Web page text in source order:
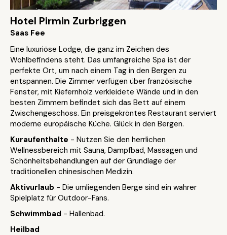
Hotel Pirmin Zurbriggen
Saas Fee
Eine luxuriöse Lodge, die ganz im Zeichen des
Wohlbefindens steht. Das umfangreiche Spa ist der
perfekte Ort, um nach einem Tag in den Bergen zu
entspannen. Die Zimmer verfügen über französische
Fenster, mit Kiefernholz verkleidete Wände und in den
besten Zimmern befindet sich das Bett auf einem
Zwischengeschoss. Ein preisgekröntes Restaurant serviert
moderne europäische Küche. Glück in den Bergen.
Kuraufenthalte - Nutzen Sie den herrlichen
Wellnessbereich mit Sauna, Dampfbad, Massagen und
Schönheitsbehandlungen auf der Grundlage der
traditionellen chinesischen Medizin.
Aktivurlaub - Die umliegenden Berge sind ein wahrer
Spielplatz für Outdoor-Fans.
Schwimmbad - Hallenbad.
Heilbad